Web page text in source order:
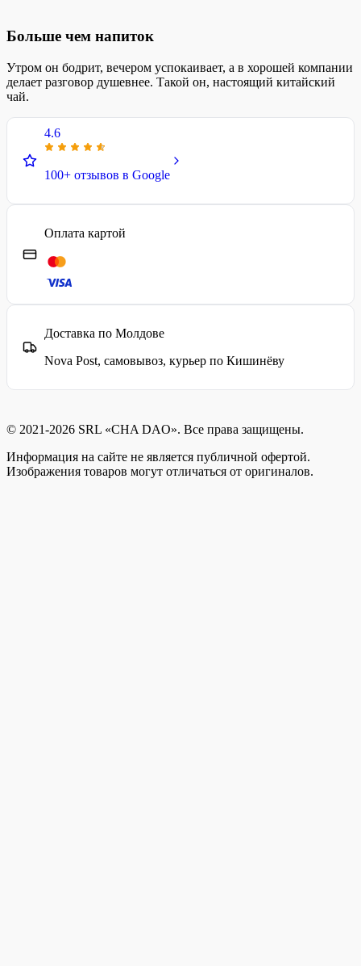
Больше чем напиток
Утром он бодрит, вечером успокаивает, а в хорошей компании
делает разговор душевнее. Такой он, настоящий китайский
чай.
4.6
100+ отзывов в Google
Оплата картой
Доставка по Молдове
Nova Post, самовывоз, курьер по Кишинёву
© 2021-2026 SRL «CHA DAO». Все права защищены.
Информация на сайте не является публичной офертой.
Изображения товаров могут отличаться от оригиналов.